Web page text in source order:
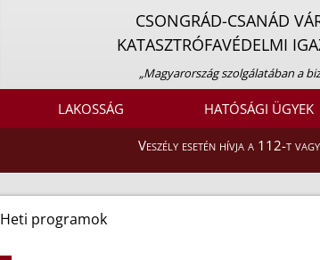
CSONGRÁD-CSANÁD
KATASZTRÓFAVÉDELMI
„Magyarország szolgálatában a
LAKOSSÁG HATÓSÁGI ÜGYEK
Veszély esetén hívja a 112-t
Heti programok